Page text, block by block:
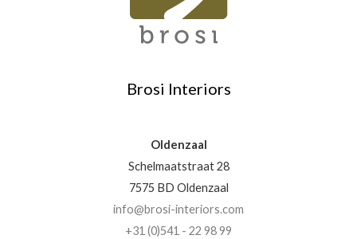
Brosi Interiors
Oldenzaal
Schelmaatstraat 28
7575 BD Oldenzaal
info@brosi-interiors.com
+31 (0)541 - 22 98 99